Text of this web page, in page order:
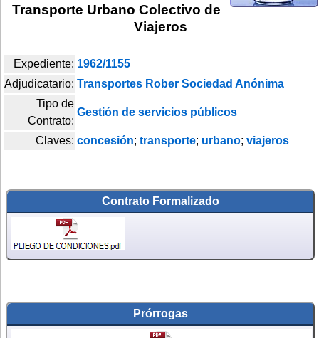
Transporte Urbano Colectivo de
Viajeros
Expediente: 1962/1155
Adjudicatario: Transportes Rober Sociedad Anónima
Tipo de
Contrato:
Gestión de servicios públicos
Claves: concesión; transporte; urbano; viajeros
Contrato Formalizado
Prórrogas